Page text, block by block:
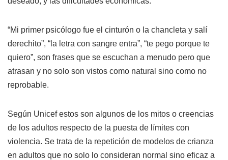
“Mi primer psicólogo fue el cinturón o la chancleta y salí
derechito”, “la letra con sangre entra”, “te pego porque te
quiero”, son frases que se escuchan a menudo pero que
atrasan y no solo son vistos como natural sino como no
reprobable.
Según Unicef estos son algunos de los mitos o creencias
de los adultos respecto de la puesta de límites con
violencia. Se trata de la repetición de modelos de crianza
en adultos que no solo lo consideran normal sino eficaz a